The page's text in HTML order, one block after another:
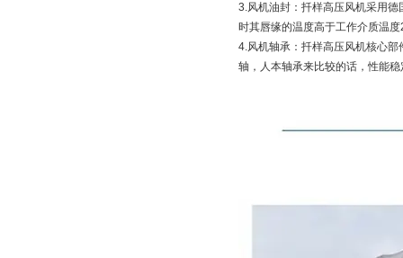
3.风机油封：扦样高压风机采用
时其唇缘的温度高于工作介质温
4.风机轴承：扦样高压风机核心
轴，人本轴承来比较的话，性能